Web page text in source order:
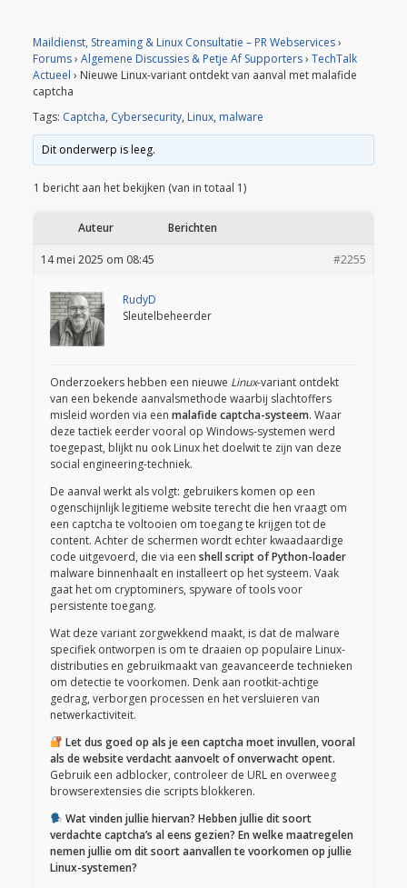
Maildienst, Streaming & Linux Consultatie – PR Webservices›
Forums› Algemene Discussies & Petje Af Supporters› TechTalk
Actueel › Nieuwe Linux-variant ontdekt van aanval met malafide
captcha
Tags: Captcha, Cybersecurity, Linux, malware
Dit onderwerp is leeg.
1 bericht aan het bekijken (van in totaal 1)
Auteur Berichten
14 mei 2025 om 08:45 #2255
RudyD
Sleutelbeheerder
Onderzoekers hebben een nieuwe Linux-variant ontdekt
van een bekende aanvalsmethode waarbij slachtoffers
misleid worden via een malafide captcha-systeem. Waar
deze tactiek eerder vooral op Windows-systemen werd
toegepast, blijkt nu ook Linux het doelwit te zijn van deze
social engineering-techniek.
De aanval werkt als volgt: gebruikers komen op een
ogenschijnlijk legitieme website terecht die hen vraagt om
een captcha te voltooien om toegang te krijgen tot de
content. Achter de schermen wordt echter kwaadaardige
code uitgevoerd, die via een shell script of Python-loader
malware binnenhaalt en installeert op het systeem. Vaak
gaat het om cryptominers, spyware of tools voor
persistente toegang.
Wat deze variant zorgwekkend maakt, is dat de malware
specifiek ontworpen is om te draaien op populaire Linux-
distributies en gebruikmaakt van geavanceerde technieken
om detectie te voorkomen. Denk aan rootkit-achtige
gedrag, verborgen processen en het versluieren van
netwerkactiviteit.
Let dus goed op als je een captcha moet invullen, vooral
als de website verdacht aanvoelt of onverwacht opent.
Gebruik een adblocker, controleer de URL en overweeg
browserextensies die scripts blokkeren.
Wat vinden jullie hiervan? Hebben jullie dit soort
verdachte captcha’s al eens gezien? En welke maatregelen
nemen jullie om dit soort aanvallen te voorkomen op jullie
Linux-systemen?